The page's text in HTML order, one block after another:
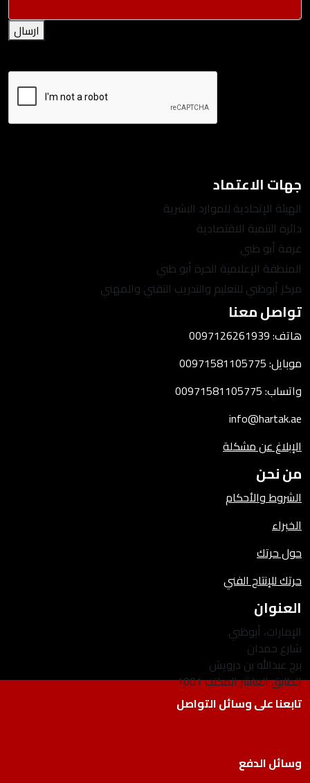
ارسال
جهات الاعتماد
الهيئة الإتحادية للموارد البشرية
دائرة التنمية الاقتصادية
غرفة أبو ظبي
المنطقة الإعلامية الحرة أبو ظبي
مركز أبوظبي للتعليم والتدريب التقني والمهني
تواصل معنا
هاتف: 0097126261939
موبايل: 00971581105775
واتساب: 00971581105775
info@hartak.ae
الإبلاغ عن مشكلة
من نحن
الشروط والأحكام
الخبراء
حول حرتك
حرتك للإنتاج الفني
العنوان
الإمارات، أبوظبي
شارع حمدان
برج عبدالله بن درويش
الطابق العاشر المكتب 1001
تابعنا على وسائل التواصل
وسائل الدفع